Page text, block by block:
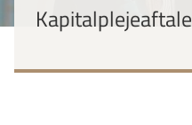
Kapitalplejeaftale